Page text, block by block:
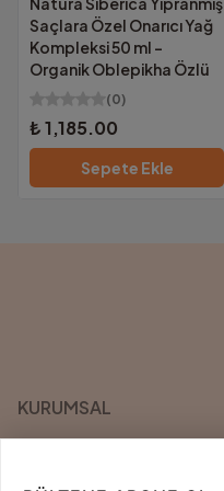
Saçlara Özel Onarıcı Yağ
Kompleksi 50 ml -
Organik Oblepikha Özlü
(0)
₺ 1,185.00
Sepete Ekle
KURUMSAL